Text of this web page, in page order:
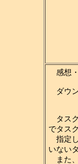
感想
ダウ
タスク
でタス
指定し
いない
また、